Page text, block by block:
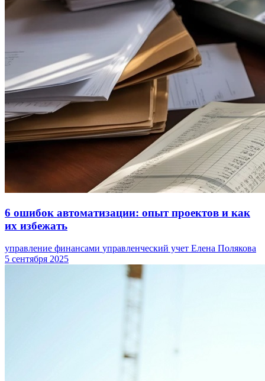
6 ошибок автоматизации: опыт проектов и как
их избежать
управление финансами управленческий учет Елена Полякова
5 сентября 2025